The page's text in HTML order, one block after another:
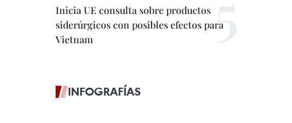
Inicia UE consulta sobre productos
siderúrgicos con posibles efectos para
Vietnam
INFOGRAFÍAS